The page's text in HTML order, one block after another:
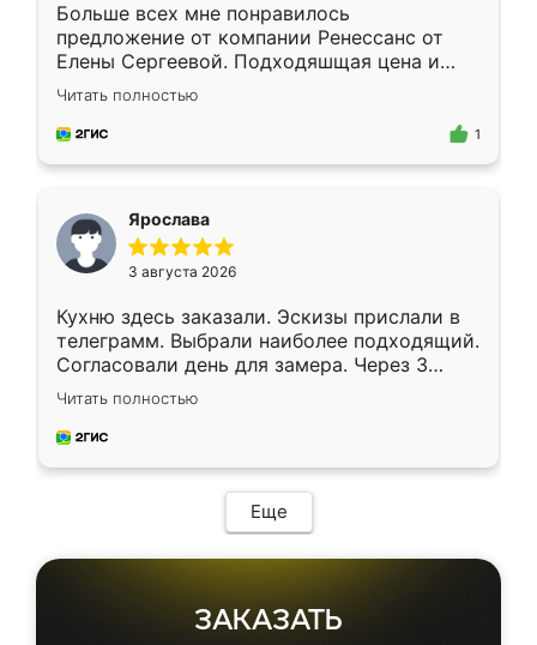
Больше всех мне понравилось
предложение от компании Ренессанс от
Елены Сергеевой. Подходяшщая цена и
короткие сроки изготовления. Приехавший
для замера сотрудник Владислав
предложил по моему эскизу самый
Читать полностью
1
Ярослава
3 августа 2026
Кухню здесь заказали. Эскизы прислали в
телеграмм. Выбрали наиболее подходящий.
Согласовали день для замера. Через 3
недели кухня была уже готова. Остались
довольны работой. Спасибо Ренессанс
мебель за качественную работу!
Читать полностью
Еще
ЗАКАЗАТЬ